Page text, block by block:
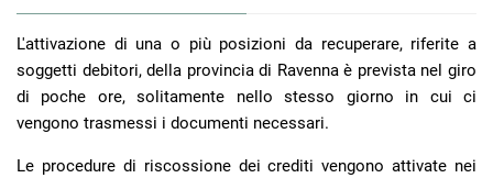
L'attivazione di una o più posizioni da recuperare, riferite a
soggetti debitori, della provincia di Ravenna è prevista nel giro
di poche ore, solitamente nello stesso giorno in cui ci
vengono trasmessi i documenti necessari.
Le procedure di riscossione dei crediti vengono attivate nei